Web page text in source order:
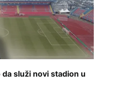
služi novi stadion u